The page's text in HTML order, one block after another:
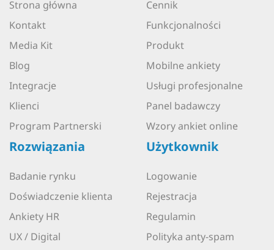
Strona główna
Kontakt
Media Kit
Blog
Integracje
Klienci
Program Partnerski
Cennik
Funkcjonalności
Produkt
Mobilne ankiety
Usługi profesjonalne
Panel badawczy
Wzory ankiet online
Rozwiązania
Badanie rynku
Doświadczenie klienta
Ankiety HR
UX / Digital
Użytkownik
Logowanie
Rejestracja
Regulamin
Polityka anty-spam